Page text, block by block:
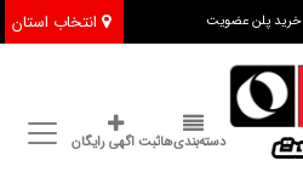
انتخاب استان خرید پلن عضویت
دسته‌بندی‌هاثبت اگهی رایگان